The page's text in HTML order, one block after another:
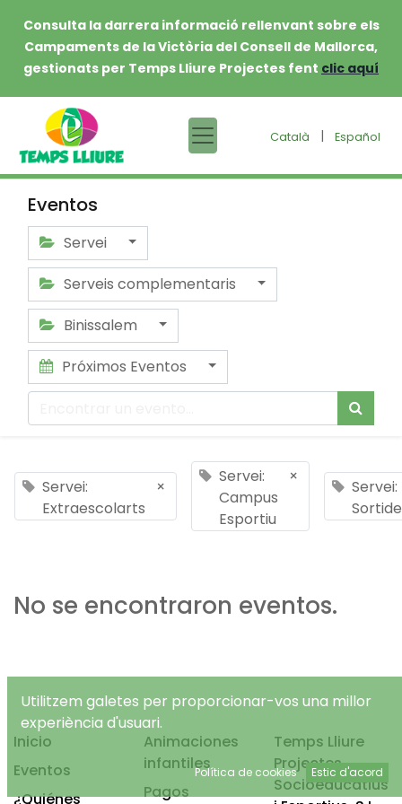
Consulta la darrera informació rellenvant sobre els
Campaments de la Victòria del Consell de Mallorca,
gestionats per Temps Lliure Projectes fent clic aquí
Català | Español
Eventos
Servei
Serveis complementaris
Binissalem
Próximos Eventos
Servei:
Extraescolarts
×
Servei:
Campus
Esportiu
×
Servei:
No se encontraron eventos.
Inicio
Eventos
¿Quiénes
Animaciones
infantiles
Pagos
Temps Lliure
Projectes
Socioeducatius
Utilitzem galetes per proporcionar-vos una millor
experiència d'usuari.
Política de cookies Estic d'acord